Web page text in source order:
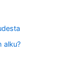
alku?